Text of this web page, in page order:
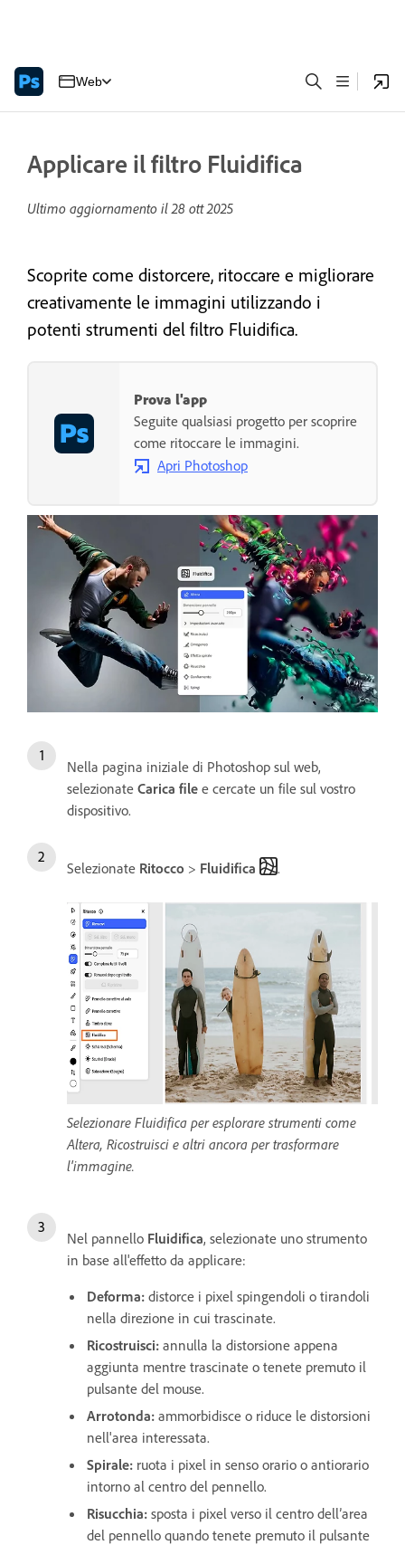
Web
Applicare il filtro Fluidifica
Ultimo aggiornamento il28 ott 2025
Scoprite come distorcere, ritoccare e migliorare
creativamente le immagini utilizzando i
potenti strumenti del filtro Fluidifica.
Prova l'app
Seguite qualsiasi progetto per scoprire
come ritoccare le immagini.
Apri Photoshop
Nella pagina iniziale di Photoshop sul web,
selezionate Carica file e cercate un file sul vostro
dispositivo.
Selezionate Ritocco > Fluidifica .
Selezionare Fluidifica per esplorare strumenti come
Altera, Ricostruisci e altri ancora per trasformare
l'immagine.
Nel pannello Fluidifica, selezionate uno strumento
in base all'effetto da applicare:
Deforma: distorce i pixel spingendoli o tirandoli
nella direzione in cui trascinate.
Ricostruisci: annulla la distorsione appena
aggiunta mentre trascinate o tenete premuto il
pulsante del mouse.
Arrotonda: ammorbidisce o riduce le distorsioni
nell'area interessata.
Spirale: ruota i pixel in senso orario o antiorario
intorno al centro del pennello.
Risucchia: sposta i pixel verso il centro dell’area
del pennello quando tenete premuto il pulsante